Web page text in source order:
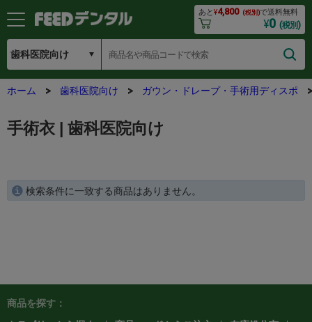
あと¥4,800 (税別)で送料無料
¥0 (税別)
ホーム 歯科医院向け ガウン・ドレープ・手術用ディスポ
手術衣 | 歯科医院向け
検索条件に一致する商品はありません。
商品を探す：